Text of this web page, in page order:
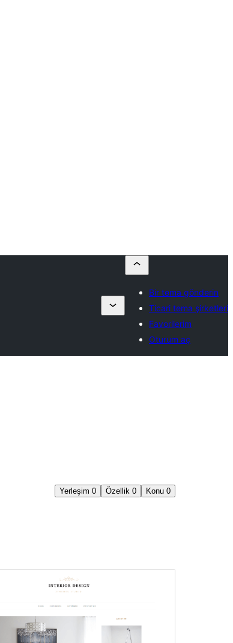
Bir tema gönderin
Ticari tema şirketleri
Favorilerim
Oturum aç
Yerleşim 0 Özellik 0 Konu 0